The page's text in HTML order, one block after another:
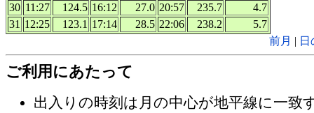
30 11:27 124.5 16:12 27.0 20:57 235.7
4.7
31 12:25 123.1 17:14 28.5 22:06 238.2
5.7
前月 |
ご利用にあたって
出入りの時刻は月の中心が地平線に一致